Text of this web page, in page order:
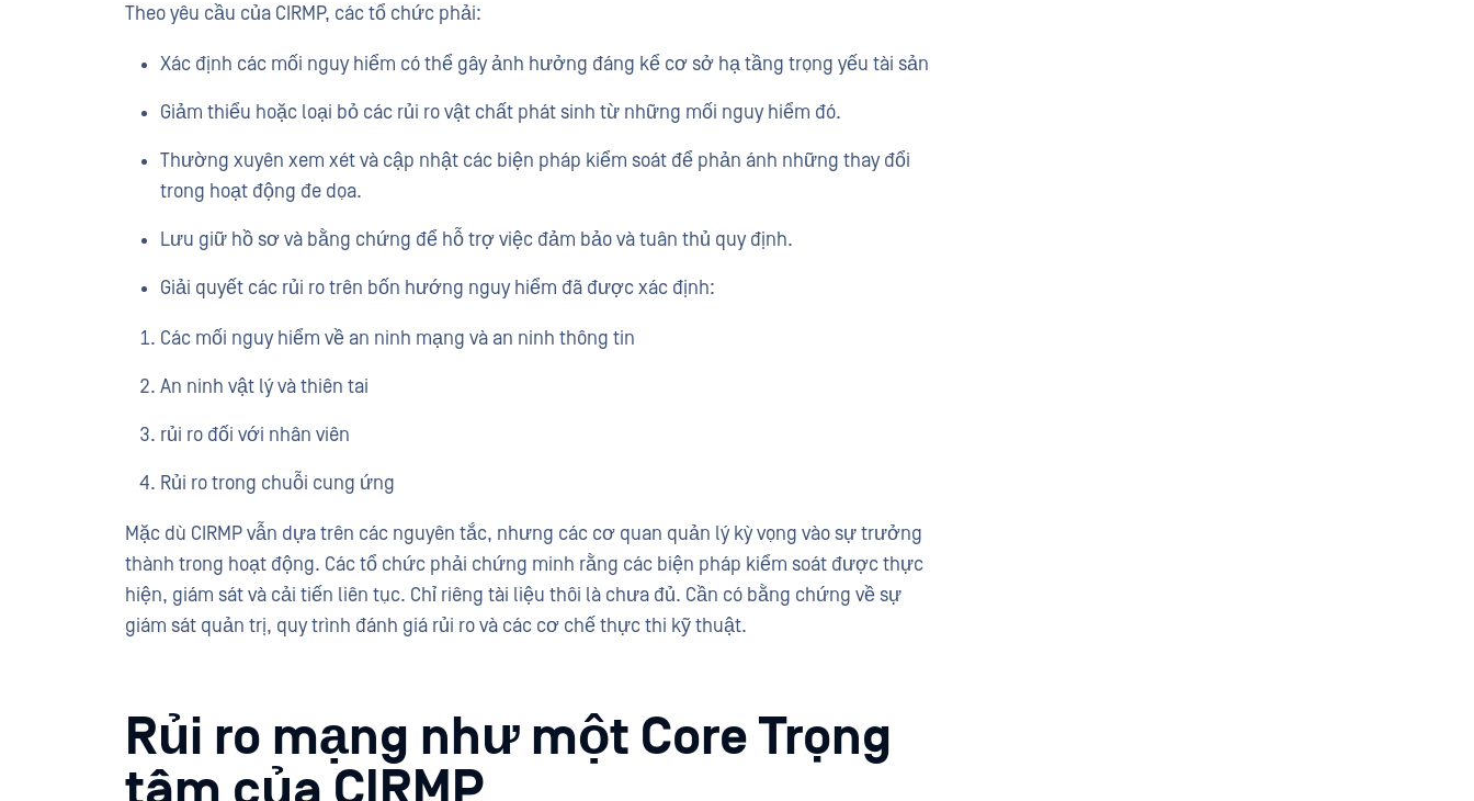
Theo yêu cầu của CIRMP, các tổ chức phải:
Xác định các mối nguy hiểm có thể gây ảnh hưởng đáng kể cơ sở hạ tầng trọng yếu tài sản
Giảm thiểu hoặc loại bỏ các rủi ro vật chất phát sinh từ những mối nguy hiểm đó.
Thường xuyên xem xét và cập nhật các biện pháp kiểm soát để phản ánh những thay đổi
trong hoạt động đe dọa.
Lưu giữ hồ sơ và bằng chứng để hỗ trợ việc đảm bảo và tuân thủ quy định.
Giải quyết các rủi ro trên bốn hướng nguy hiểm đã được xác định:
Các mối nguy hiểm về an ninh mạng và an ninh thông tin
An ninh vật lý và thiên tai
rủi ro đối với nhân viên
Rủi ro trong chuỗi cung ứng
Mặc dù CIRMP vẫn dựa trên các nguyên tắc, nhưng các cơ quan quản lý kỳ vọng vào sự trưởng
thành trong hoạt động. Các tổ chức phải chứng minh rằng các biện pháp kiểm soát được thực
hiện, giám sát và cải tiến liên tục. Chỉ riêng tài liệu thôi là chưa đủ. Cần có bằng chứng về sự
giám sát quản trị, quy trình đánh giá rủi ro và các cơ chế thực thi kỹ thuật.
Rủi ro mạng như một Core Trọng